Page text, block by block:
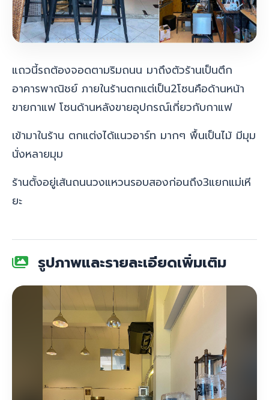
แถวนี้รถต้องจอดตามริมถนน มาถึงตัวร้านเป็นตึก
อาคารพาณิชย์ ภายในร้านตกแต่เป็น2โซนคือด้านหน้า
ขายกาแฟ โซนด้านหลังขายอุปกรณ์เกี่ยวกับกาแฟ
เข้ามาในร้าน ตกแต่งได้แนวอาร์ท มากๆ พื้นเป็นไม้ มีมุม
นั่งหลายมุม
ร้านตั้งอยู่เส้นถนนวงแหวนรอบสองก่อนถึง3แยกแม่เหี
ยะ
รูปภาพและรายละเอียดเพิ่มเติม